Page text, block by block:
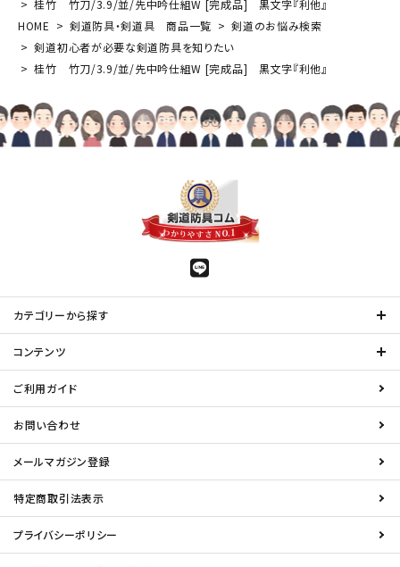
桂竹 竹刀/3.9/並/先中吟仕組W [完成品] 黒文字『利他』
HOME
剣道防具・剣道具 商品一覧
剣道のお悩み検索
剣道初心者が必要な剣道防具を知りたい
桂竹 竹刀/3.9/並/先中吟仕組W [完成品] 黒文字『利他』
カテゴリーから探す
コンテンツ
ご利用ガイド
お問い合わせ
メールマガジン登録
特定商取引法表示
プライバシーポリシー